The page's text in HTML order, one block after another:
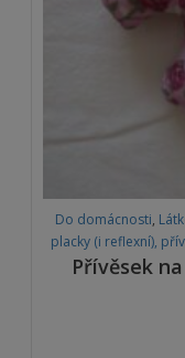
Do domácnosti,
placky (i reflexní),
Přívěsek